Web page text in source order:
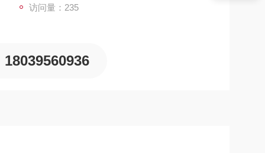
访问量：235
18039560936